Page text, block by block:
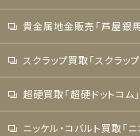
貴金属地金販売「芦屋銀馬
スクラップ買取「スクラッ
超硬買取「超硬ドットコム」
ニッケル・コバルト買取「ニ